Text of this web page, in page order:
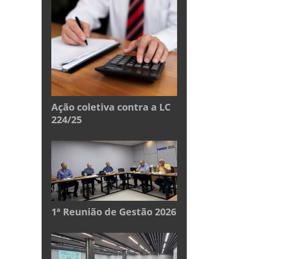
Ação coletiva contra a LC
224/25
1ª Reunião de Gestão 2026